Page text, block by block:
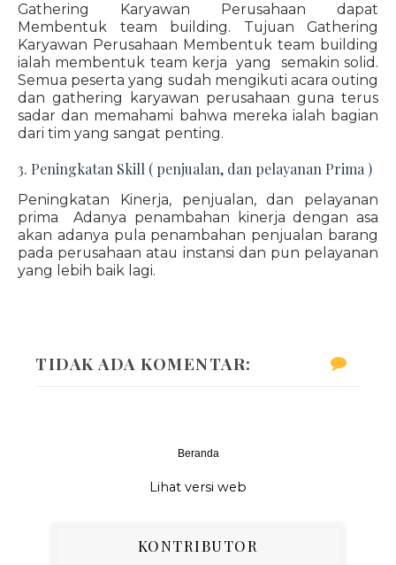
Gathering Karyawan Perusahaan dapat
Membentuk team building. Tujuan Gathering
Karyawan Perusahaan Membentuk team building
ialah membentuk team kerja yang semakin solid.
Semua peserta yang sudah mengikuti acara outing
dan gathering karyawan perusahaan guna terus
sadar dan memahami bahwa mereka ialah bagian
dari tim yang sangat penting.
3. Peningkatan Skill ( penjualan, dan pelayanan Prima )
Peningkatan Kinerja, penjualan, dan pelayanan
prima Adanya penambahan kinerja dengan asa
akan adanya pula penambahan penjualan barang
pada perusahaan atau instansi dan pun pelayanan
yang lebih baik lagi.
TIDAK ADA KOMENTAR:
Beranda
Lihat versi web
KONTRIBUTOR